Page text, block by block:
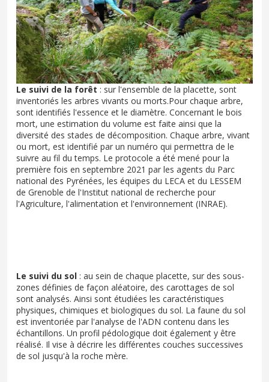
Le suivi de la forêt : sur l'ensemble de la placette, sont
inventoriés les arbres vivants ou morts.Pour chaque arbre,
sont identifiés l'essence et le diamètre. Concernant le bois
mort, une estimation du volume est faite ainsi que la
diversité des stades de décomposition. Chaque arbre, vivant
ou mort, est identifié par un numéro qui permettra de le
suivre au fil du temps. Le protocole a été mené pour la
première fois en septembre 2021 par les agents du Parc
national des Pyrénées, les équipes du LECA et du LESSEM
de Grenoble de l'Institut national de recherche pour
l'Agriculture, l'alimentation et l'environnement (INRAE).
Le suivi du sol : au sein de chaque placette, sur des sous-
zones définies de façon aléatoire, des carottages de sol
sont analysés. Ainsi sont étudiées les caractéristiques
physiques, chimiques et biologiques du sol. La faune du sol
est inventoriée par l'analyse de l'ADN contenu dans les
échantillons. Un profil pédologique doit également y être
réalisé. Il vise à décrire les différentes couches successives
de sol jusqu'à la roche mère.